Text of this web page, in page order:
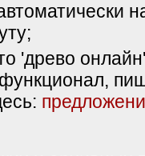
'древо